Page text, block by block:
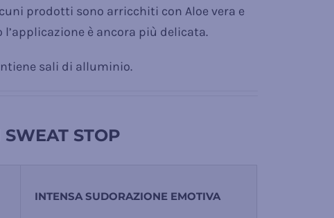
prodotti sono arricchiti con Aloe vera e
è ancora più delicata.
sali di alluminio.
STOP
INTENSA SUDORAZIONE EMOTIVA